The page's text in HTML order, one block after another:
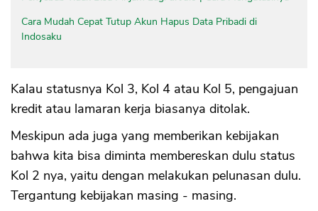
Cara Mudah Cepat Tutup Akun Hapus Data Pribadi di
Indosaku
Kalau statusnya Kol 3, Kol 4 atau Kol 5, pengajuan
kredit atau lamaran kerja biasanya ditolak.
Meskipun ada juga yang memberikan kebijakan
bahwa kita bisa diminta membereskan dulu status
Kol 2 nya, yaitu dengan melakukan pelunasan dulu.
Tergantung kebijakan masing - masing.